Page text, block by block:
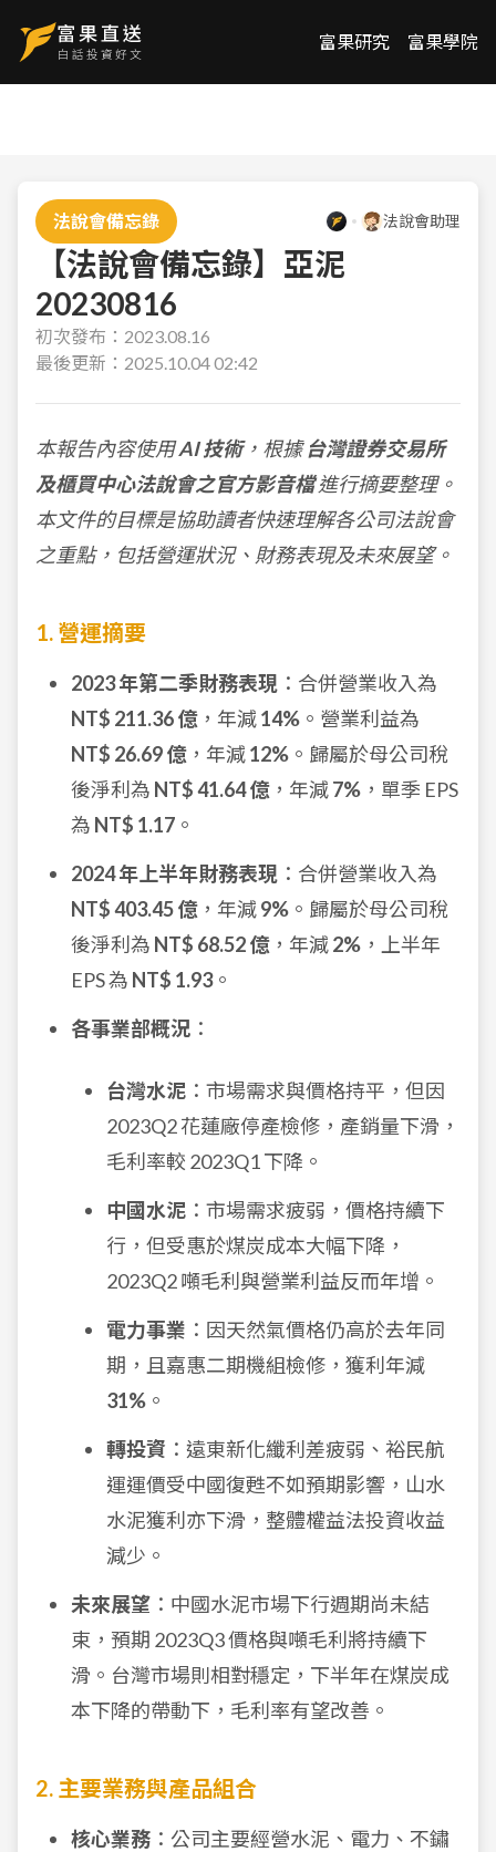
富果研究 富果學院
法說會備忘錄 法說會助理
【法說會備忘錄】亞泥
20230816
初次發布： 2023.08.16
最後更新： 2025.10.04 02:42
本報告內容使用AI 技術，根據台灣證券交易所
及櫃買中心法說會之官方影音檔進行摘要整理。
本文件的目標是協助讀者快速理解各公司法說會
之重點，包括營運狀況、財務表現及未來展望。
1. 營運摘要
2023 年第二季財務表現 ：合併營業收入為
NT$ 211.36 億，年減14% 。營業利益為
NT$ 26.69 億，年減12% 。歸屬於母公司稅
後淨利為 NT$ 41.64 億，年減7% ，單季 EPS
為 NT$ 1.17 。
2024 年上半年財務表現 ：合併營業收入為
NT$ 403.45 億，年減9% 。歸屬於母公司稅
後淨利為 NT$ 68.52 億，年減2% ，上半年
EPS 為 NT$ 1.93。
各事業部概況 ：
台灣水泥 ：市場需求與價格持平，但因
2023Q2 花蓮廠停產檢修，產銷量下滑，
毛利率較 2023Q1 下降。
中國水泥 ：市場需求疲弱，價格持續下
行，但受惠於煤炭成本大幅下降，
2023Q2 噸毛利與營業利益反而年增。
電力事業 ：因天然氣價格仍高於去年同
期，且嘉惠二期機組檢修，獲利年減
31% 。
轉投資 ：遠東新化纖利差疲弱、裕民航
運運價受中國復甦不如預期影響，山水
水泥獲利亦下滑，整體權益法投資收益
減少。
未來展望 ：中國水泥市場下行週期尚未結
束，預期 2023Q3 價格與噸毛利將持續下
滑。台灣市場則相對穩定，下半年在煤炭成
本下降的帶動下，毛利率有望改善。
2. 主要業務與產品組合
核心業務 ：公司主要經營水泥、電力、不鏽